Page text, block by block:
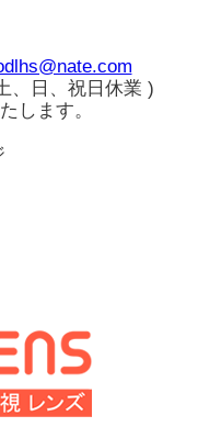
、日、祝日休業 )
します。